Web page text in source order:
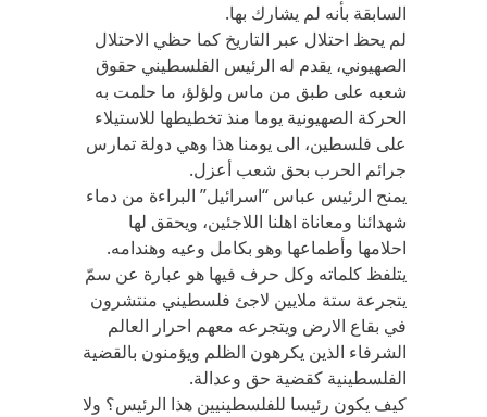
السابقة بأنه لم يشارك بها.
لم يحظ احتلال عبر التاريخ كما حظي الاحتلال
الصهيوني، يقدم له الرئيس الفلسطيني حقوق
شعبه على طبق من ماس ولؤلؤ، ما حلمت به
الحركة الصهيونية يوما منذ تخطيطها للاستيلاء
على فلسطين، الى يومنا هذا وهي دولة تمارس
جرائم الحرب بحق شعب أعزل.
يمنح الرئيس عباس “اسرائيل” البراءة من دماء
شهدائنا ومعاناة اهلنا اللاجئين، ويحقق لها
احلامها وأطماعها وهو بكامل وعيه وهندامه.
يتلفظ كلماته وكل حرف فيها هو عبارة عن سمّ
يتجرعة ستة ملايين لاجئ فلسطيني منتشرون
في بقاع الارض ويتجرعه معهم احرار العالم
الشرفاء الذين يكرهون الظلم ويؤمنون بالقضية
الفلسطينية كقضية حق وعدالة.
كيف يكون رئيسا للفلسطينيين هذا الرئيس؟ ولا